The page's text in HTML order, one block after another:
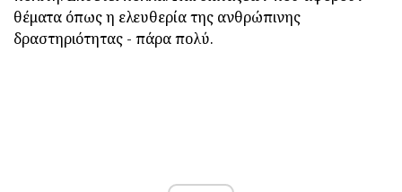
θέματα όπως η ελευθερία της ανθρώπινης
δραστηριότητας - πάρα πολύ.